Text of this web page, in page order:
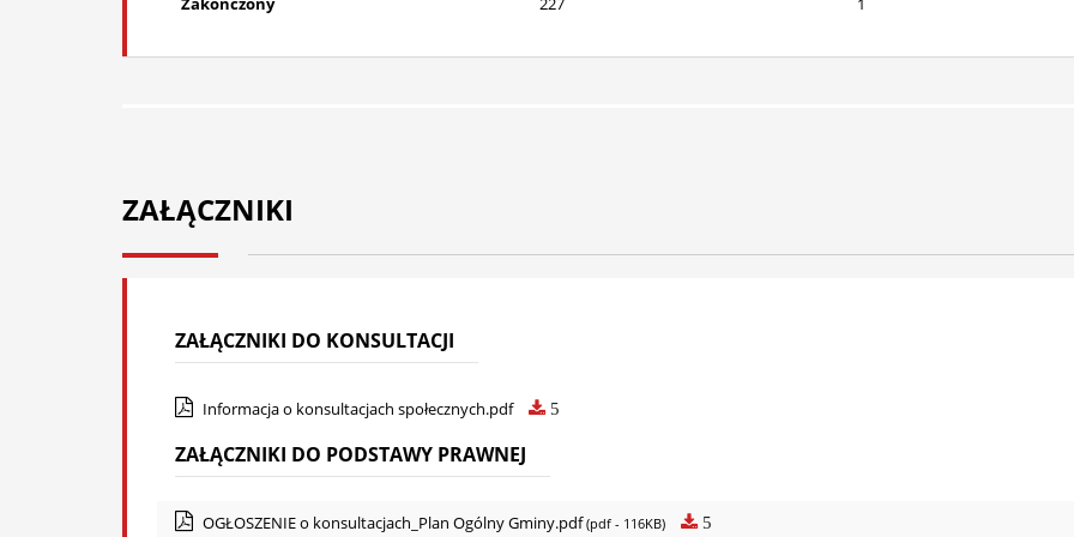
ZAŁĄCZNIKI
ZAŁĄCZNIKI DO KONSULTACJI
Informacja o konsultacjach społecznych.pdf 5
ZAŁĄCZNIKI DO PODSTAWY PRAWNEJ
OGŁOSZENIE o konsultacjach_Plan Ogólny Gminy.pdf(pdf - 116KB) 5